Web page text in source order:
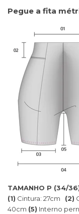
Pegue a fita
TAMANHO P (34/
(1) Cintura: 27cm (2)
40cm (5) Interno